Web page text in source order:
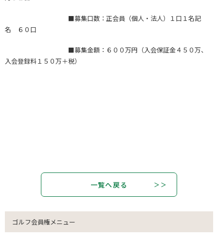
■募集口数：正会員（個人・法人）１口１名記
名 ６０口
■募集金額：６００万円（入会保証金４５０万、
入会登録料１５０万＋税）
一覧へ戻る
ゴルフ会員権メニュー